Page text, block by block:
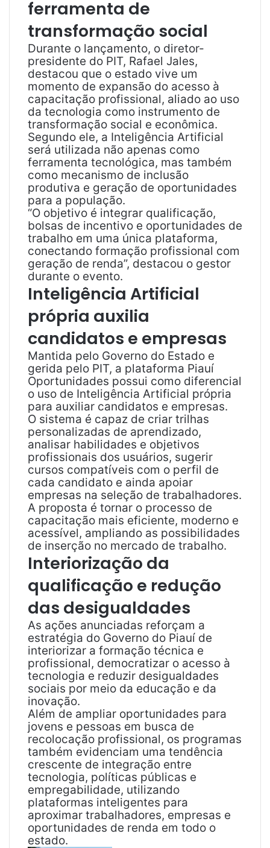
ferramenta de
transformação social
Durante o lançamento, o diretor-
presidente do PIT, Rafael Jales,
destacou que o estado vive um
momento de expansão do acesso à
capacitação profissional, aliado ao uso
da tecnologia como instrumento de
transformação social e econômica.
Segundo ele, a Inteligência Artificial
será utilizada não apenas como
ferramenta tecnológica, mas também
como mecanismo de inclusão
produtiva e geração de oportunidades
para a população.
“O objetivo é integrar qualificação,
bolsas de incentivo e oportunidades de
trabalho em uma única plataforma,
conectando formação profissional com
geração de renda”, destacou o gestor
durante o evento.
Inteligência Artificial
própria auxilia
candidatos e empresas
Mantida pelo Governo do Estado e
gerida pelo PIT, a plataforma Piauí
Oportunidades possui como diferencial
o uso de Inteligência Artificial própria
para auxiliar candidatos e empresas.
O sistema é capaz de criar trilhas
personalizadas de aprendizado,
analisar habilidades e objetivos
profissionais dos usuários, sugerir
cursos compatíveis com o perfil de
cada candidato e ainda apoiar
empresas na seleção de trabalhadores.
A proposta é tornar o processo de
capacitação mais eficiente, moderno e
acessível, ampliando as possibilidades
de inserção no mercado de trabalho.
Interiorização da
qualificação e redução
das desigualdades
As ações anunciadas reforçam a
estratégia do Governo do Piauí de
interiorizar a formação técnica e
profissional, democratizar o acesso à
tecnologia e reduzir desigualdades
sociais por meio da educação e da
inovação.
Além de ampliar oportunidades para
jovens e pessoas em busca de
recolocação profissional, os programas
também evidenciam uma tendência
crescente de integração entre
tecnologia, políticas públicas e
empregabilidade, utilizando
plataformas inteligentes para
aproximar trabalhadores, empresas e
oportunidades de renda em todo o
estado.